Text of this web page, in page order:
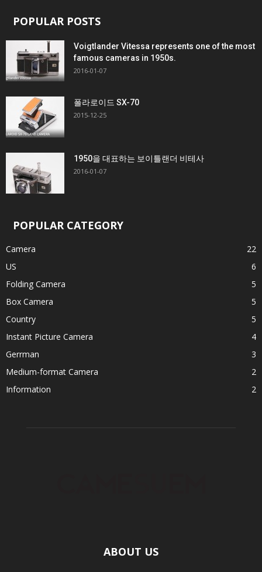
POPULAR POSTS
Voigtlander Vitessa represents one of the most
famous cameras in 1950s.
2016-01-07
폴라로이드 SX-70
2015-12-25
1950을 대표하는 보이틀랜더 비테사
2016-01-07
POPULAR CATEGORY
Camera
22
US
6
Folding Camera
5
Box Camera
5
Country
5
Instant Picture Camera
4
Gerrman
3
Medium-format Camera
2
Information
2
ABOUT US